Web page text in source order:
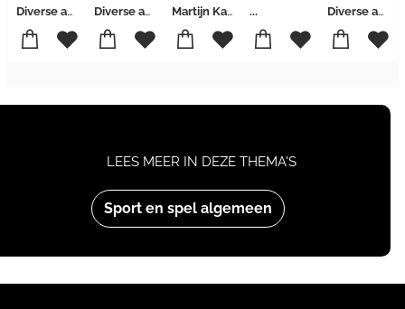
Diverse auteurs
Diverse auteurs
Martijn Kamphorst-Diverse auteurs
...
Diverse auteurs
Sport en spel algemeen
LEES MEER IN DEZE THEMA'S